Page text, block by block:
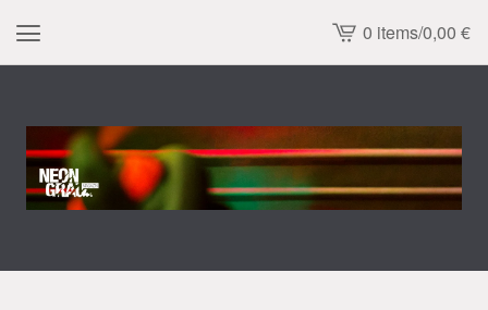
View
cart
0 items/0,00 €